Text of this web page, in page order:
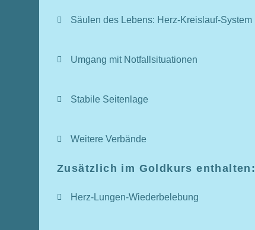
Säulen des Lebens: Herz-Kreislauf-System
Umgang mit Notfallsituationen
Stabile Seitenlage
Weitere Verbände
Zusätzlich im Goldkurs enthalten:
Herz-Lungen-Wiederbelebung